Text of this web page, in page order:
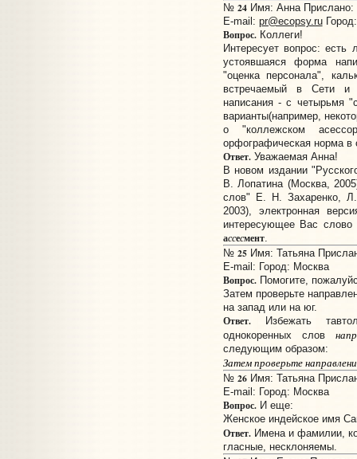
№ 24Имя: Анна Прислано:
E-mail: pr@ecopsy.ru
Вопрос.Коллеги!
Интересует вопрос:
устоявшаяся форма
"оценка персонала",
встречаемый в Сети и
написания - с четырьмя
варианты(например,
о "коллежском
орфографическая норма в
Ответ.Уважаемая Анна!
В новом издании
В. Лопатина (Москва,
слов" Е. Н. Захаренко,
2003), электронная
интересующее Вас
ассесмент.
№ 25Имя: Татьяна
E-mail: Город: Москва
Вопрос.Помогите,
Затем проверьте
на запад или на юг.
Ответ.Избежать
однокоренных слов
следующим образом:
Затем проверьте
№ 26Имя: Татьяна
E-mail: Город: Москва
Вопрос.И еще:
Женское индейское имя
Ответ.Имена и фамилии,
гласные, несклоняемы.